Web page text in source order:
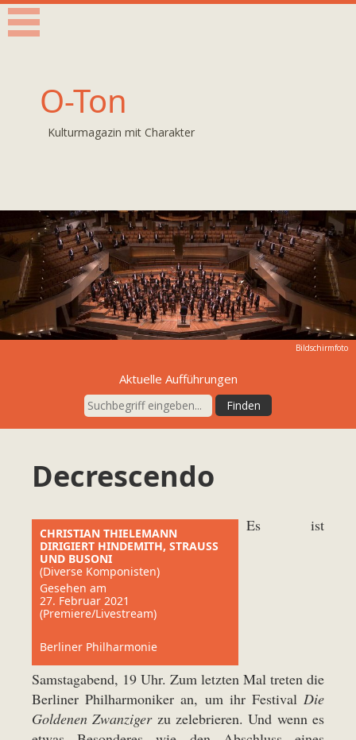
O-Ton
Kulturmagazin mit Charakter
Bildschirmfoto
Aktuelle Aufführungen
Decrescendo
CHRISTIAN THIELEMANN
DIRIGIERT HINDEMITH, STRAUSS
UND BUSONI
(Diverse Komponisten)
Gesehen am
27. Februar 2021
(Premiere/Livestream)
Berliner Philharmonie
Es ist
Samstagabend, 19 Uhr. Zum letzten Mal treten die
Berliner Philharmoniker an, um ihr Festival Die
Goldenen Zwanzigerzu zelebrieren. Und wenn es